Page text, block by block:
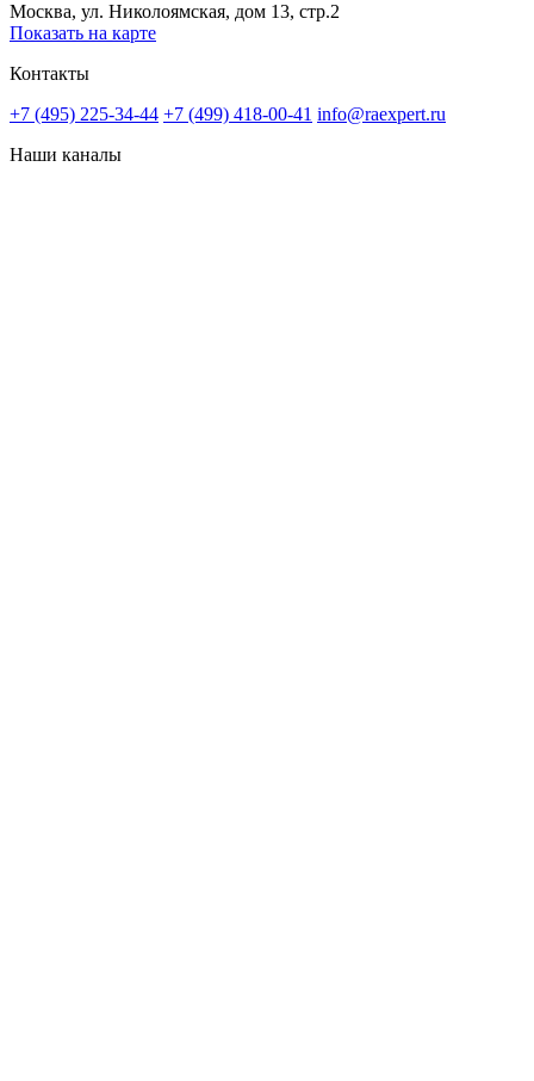
Москва, ул. Николоямская, дом 13, стр.2
Показать на карте
Контакты
+7 (495) 225-34-44 +7 (499) 418-00-41 info@raexpert.ru
Наши каналы